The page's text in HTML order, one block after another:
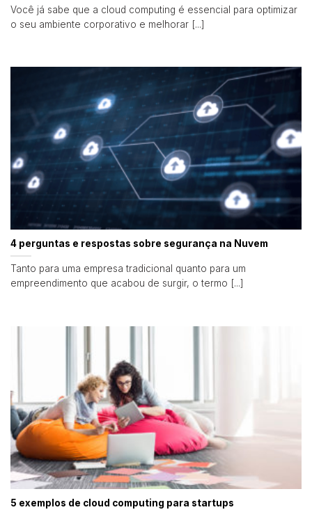
Você já sabe que a cloud computing é essencial para optimizar
o seu ambiente corporativo e melhorar [...]
4 perguntas e respostas sobre segurança na Nuvem
Tanto para uma empresa tradicional quanto para um
empreendimento que acabou de surgir, o termo [...]
5 exemplos de cloud computing para startups